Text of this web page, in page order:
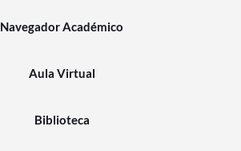
Navegador Académico
Aula Virtual
Biblioteca